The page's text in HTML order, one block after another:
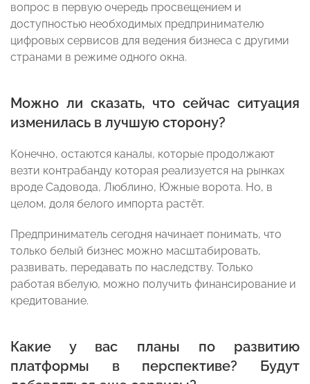
вопрос в первую очередь просвещением и
доступностью необходимых предпринимателю
цифровых сервисов для ведения бизнеса с другими
странами в режиме одного окна.
Можно ли сказать, что сейчас ситуация
изменилась в лучшую сторону?
Конечно, остаются каналы, которые продолжают
везти контрабанду которая реализуется на рынках
вроде Садовода, Люблино, Южные ворота. Но, в
целом, доля белого импорта растёт.
Предприниматель сегодня начинает понимать, что
только белый бизнес можно масштабировать,
развивать, передавать по наследству. Только
работая вбелую, можно получить финансирование и
кредитование.
Какие у вас планы по развитию
платформы в перспективе? Будут